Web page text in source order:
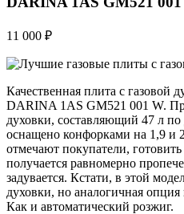
11 000 ₽
Качественная плита с газовой
DARINA 1AS GM521 001 W.
духовки, составляющий 47 л
оснащено конфорками на 1,9 и
отмечают покупатели,
получается равномерно
задувается. Кстати, в этой
духовки, но аналогичная опция
Как и автоматический розжиг.